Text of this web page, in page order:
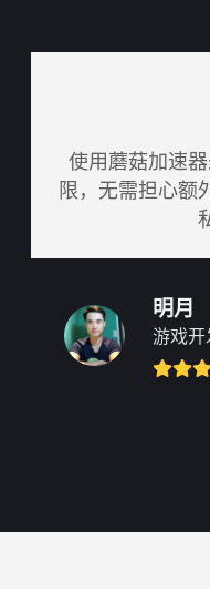
使用蘑菇加速
限，无需担心额
明月
游戏开